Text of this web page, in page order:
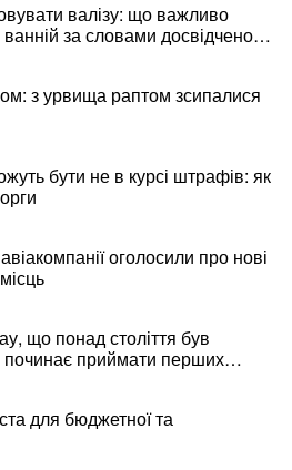
валізу: що важливо
ванній за словами досвідченої
з урвища раптом зсипалися
бути не в курсі штрафів: як
оголосили про нові
що понад століття був
починає приймати перших
для бюджетної та